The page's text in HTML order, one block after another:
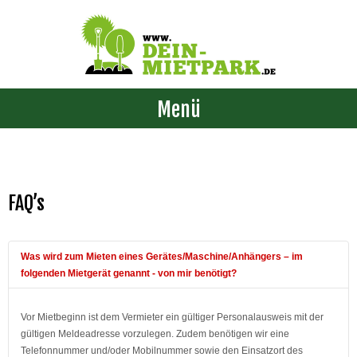
Menü
FAQ’s
Was wird zum Mieten eines Gerätes/Maschine/Anhängers – im
folgenden Mietgerät genannt - von mir benötigt?
Vor Mietbeginn ist dem Vermieter ein gültiger Personalausweis mit der
gültigen Meldeadresse vorzulegen. Zudem benötigen wir eine
Telefonnummer und/oder Mobilnummer sowie den Einsatzort des